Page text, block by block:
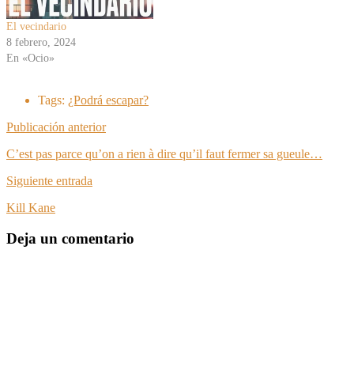
El vecindario
8 febrero, 2024
En «Ocio»
Tags: ¿Podrá escapar?
Publicación anterior
C’est pas parce qu’on a rien à dire qu’il faut fermer sa gueule…
Siguiente entrada
Kill Kane
Deja un comentario